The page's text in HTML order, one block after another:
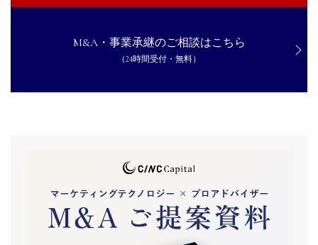
M&A・事業承継のご相談はこちら
（24時間受付・無料）